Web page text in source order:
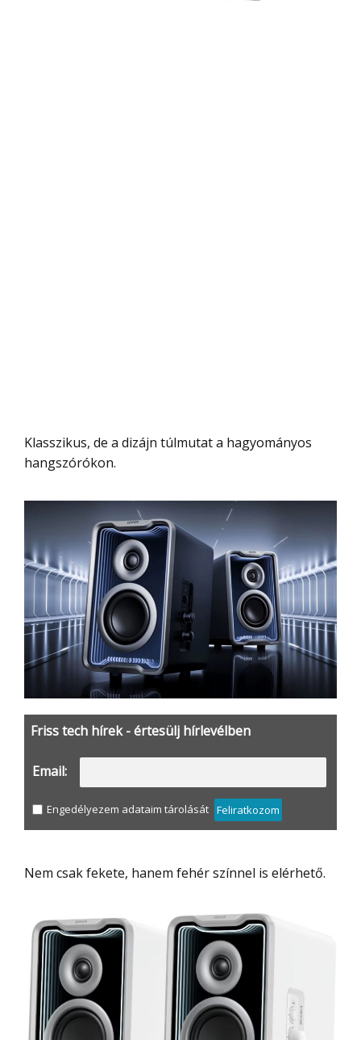
Klasszikus, de a dizájn túlmutat a hagyományos
hangszórókon.
Friss tech hírek - értesülj hírlevélben
Email:
Engedélyezem adataim tárolását Feliratkozom
Nem csak fekete, hanem fehér színnel is elérhető.